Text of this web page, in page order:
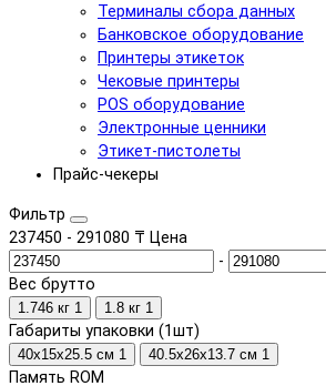
Терминалы сбора данных
Банковское оборудование
Принтеры этикеток
Чековые принтеры
POS оборудование
Электронные ценники
Этикет-пистолеты
Прайс-чекеры
Фильтр
237450 - 291080 ₸ Цена
-
Вес брутто
1.746 кг 1 1.8 кг 1
Габариты упаковки (1шт)
40х15х25.5 см 1 40.5х26х13.7 см 1
Память ROM